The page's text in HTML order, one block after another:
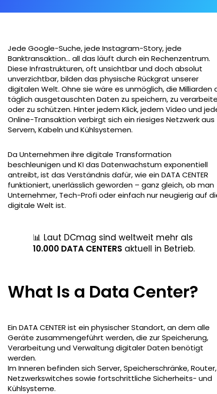
Jede Google-Suche, jede Instagram-Story, jede
Banktransaktion… all das läuft durch ein Rechenzentrum.
Diese Infrastrukturen, oft unsichtbar und doch absolut
unverzichtbar, bilden das physische Rückgrat unserer
digitalen Welt. Ohne sie wäre es unmöglich, die Milliarden
täglich ausgetauschten Daten zu speichern, zu
oder zu schützen. Hinter jedem Klick, jedem Video und
Online-Transaktion verbirgt sich ein riesiges Netzwerk aus
Servern, Kabeln und Kühlsystemen.
Da Unternehmen ihre digitale Transformation
beschleunigen und KI das Datenwachstum exponentiell
antreibt, ist das Verständnis dafür, wie ein DATA CENTER
funktioniert, unerlässlich geworden – ganz gleich, ob man
Unternehmer, Tech-Profi oder einfach nur neugierig auf
digitale Welt ist.
📊 Laut DCmag sind weltweit mehr als
10.000 DATA CENTERS aktuell in Betrieb.
What Is a Data Center?
Ein DATA CENTER ist ein physischer Standort, an dem alle
Geräte zusammengeführt werden, die zur Speicherung,
Verarbeitung und Verwaltung digitaler Daten benötigt
werden.
Im Inneren befinden sich Server, Speicherschränke, Router,
Netzwerkswitches sowie fortschrittliche Sicherheits- und
Kühlsysteme.